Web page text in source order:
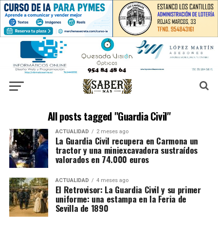
All posts tagged "Guardia Civil"
ACTUALIDAD 2 meses ago
La Guardia Civil recupera en Carmona un
tractor y una miniexcavadora sustraídos
valorados en 74.000 euros
ACTUALIDAD 4 meses ago
El Retrovisor: La Guardia Civil y su primer
uniforme: una estampa en la Feria de
Sevilla de 1890